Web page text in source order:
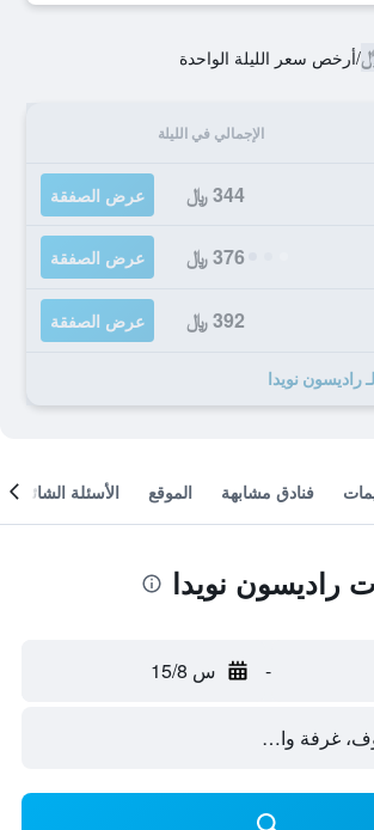
/أرخص سعر الليلة الواحدة
الإجمالي في الليلة
344 ﷼ عرض الصفقة
376 ﷼ عرض الصفقة
392 ﷼ عرض الصفقة
فنادق مشابهة الموقع الأسئلة الشائعة
راديسون نويدا
- س 15/8